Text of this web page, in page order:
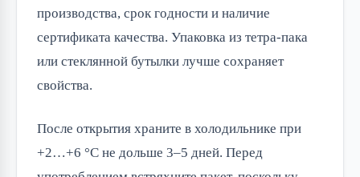
производства, срок годности и наличие
сертификата качества. Упаковка из тетра-пака
или стеклянной бутылки лучше сохраняет
свойства.
После открытия храните в холодильнике при
+2…+6 °C не дольше 3–5 дней. Перед